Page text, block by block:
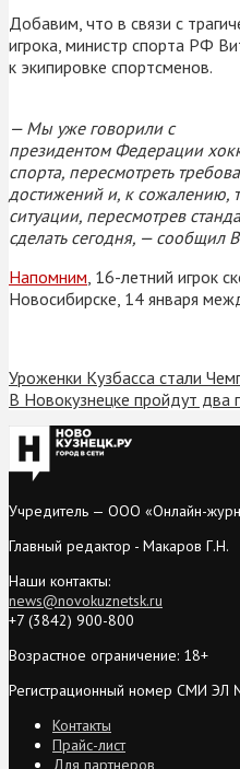
Добавим, что в связи с
игрока, министр спорта РФ
к экипировке спортсменов.
— Мы уже говорили с
президентом Федерации
спорта, пересмотреть
достижений и, к сожалению,
ситуации, пересмотрев
сделать сегодня, — сообщил
Напомним , 16-летний игрок
Новосибирске, 14 января
Уроженки Кузбасса стали
В Новокузнецке пройдут
Учредитель — ООО «Онлайн-
Главный редактор - Макаров Г.Н.
Наши контакты:
news@novokuznetsk.ru
+7 (3842) 900-800
Возрастное ограничение: 18+
Регистрационный номер СМИ ЭЛ
Контакты
Прайс-лист
Для партнеров